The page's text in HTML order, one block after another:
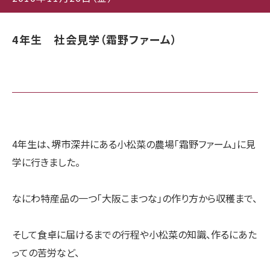
4年生 社会見学（霜野ファーム）
4年生は、堺市深井にある小松菜の農場「霜野ファーム」に見
学に行きました。
なにわ特産品の一つ「大阪こまつな」の作り方から収穫まで、
そして食卓に届けるまでの行程や小松菜の知識、作るにあた
っての苦労など、